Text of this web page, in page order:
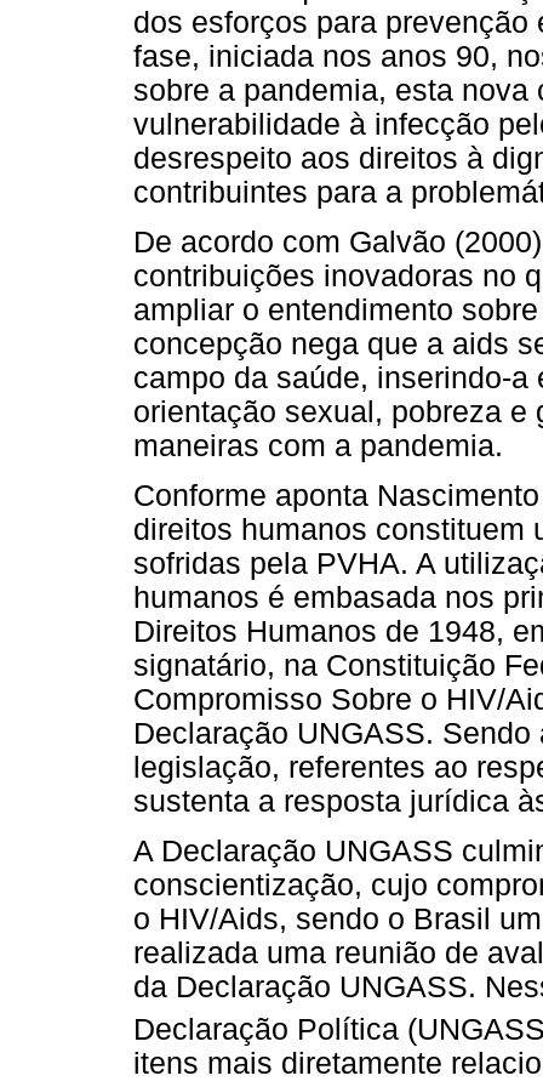
dos esforços para
fase, iniciada nos anos 90,
sobre a pandemia, esta
vulnerabilidade à infecção
desrespeito aos direitos à
contribuintes para a
De acordo com Galvão
contribuições inovadoras no
ampliar o entendimento
concepção nega que a aids
campo da saúde, inserindo-
orientação sexual, pobreza e
maneiras com a pandemia.
Conforme aponta
direitos humanos constituem
sofridas pela PVHA. A
humanos é embasada nos
Direitos Humanos de 1948,
signatário, na Constituição
Compromisso Sobre o HIV/
Declaração UNGASS.
legislação, referentes ao
sustenta a resposta jurídica
A Declaração UNGASS
conscientização, cujo
o HIV/Aids, sendo o Brasil
realizada uma reunião de
da Declaração UNGASS.
Declaração Política
itens mais diretamente